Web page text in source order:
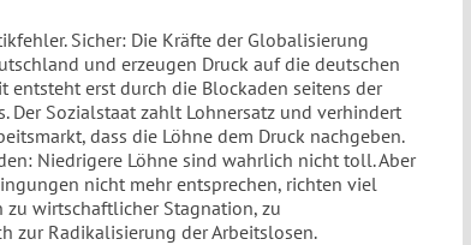
Sicher: Die Kräfte der Globalisierung
und erzeugen Druck auf die deutschen
entsteht erst durch die Blockaden seitens der
Der Sozialstaat zahlt Lohnersatz und verhindert
dass die Löhne dem Druck nachgeben.
Niedrigere Löhne sind wahrlich nicht toll. Aber
nicht mehr entsprechen, richten viel
zu wirtschaftlicher Stagnation, zu
zur Radikalisierung der Arbeitslosen.